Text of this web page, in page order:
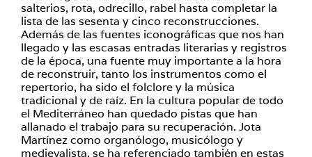
salterios, rota, odrecillo, rabel hasta completar la
lista de las sesenta y cinco reconstrucciones.
Además de las fuentes iconográficas que nos han
llegado y las escasas entradas literarias y registros
de la época, una fuente muy importante a la hora
de reconstruir, tanto los instrumentos como el
repertorio, ha sido el folclore y la música
tradicional y de raíz. En la cultura popular de todo
el Mediterráneo han quedado pistas que han
allanado el trabajo para su recuperación. Jota
Martínez como organólogo, musicólogo y
medievalista, se ha referenciado también en estas